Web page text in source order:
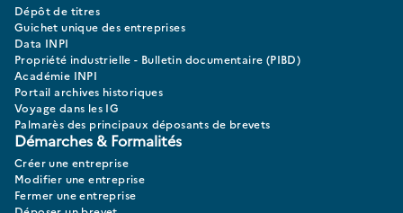
Dépôt de titres
Guichet unique des entreprises
Data INPI
Propriété industrielle - Bulletin documentaire (PIBD)
Académie INPI
Portail archives historiques
Voyage dans les IG
Palmarès des principaux déposants de brevets
Démarches & Formalités
Créer une entreprise
Modifier une entreprise
Fermer une entreprise